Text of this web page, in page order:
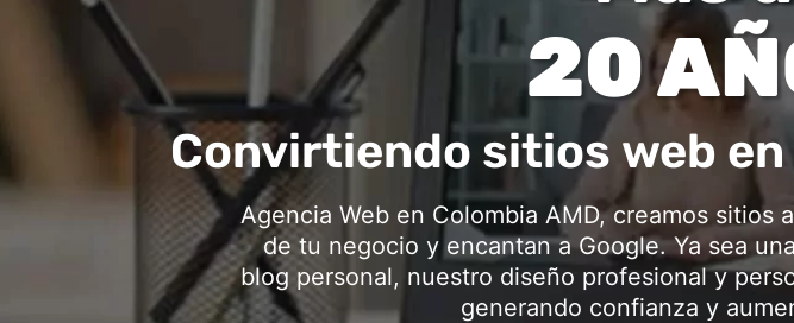
20
Convirtiendo sitios web
Agencia Web en Colombia AMD, creamos sitios
de tu negocio y encantan a Google. Ya sea
blog personal, nuestro diseño profesional y
generando confianza y